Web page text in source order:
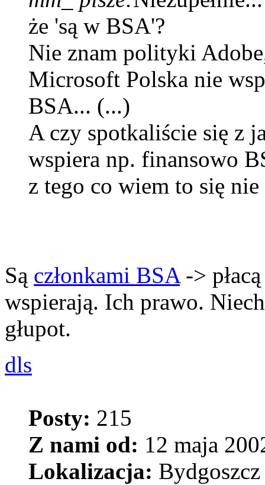
że 'są w BSA'?
Nie znam polityki
Microsoft Polska nie
BSA... (...)
A czy spotkaliście się z
wspiera np. finansowo
z tego co wiem to się
Są członkami BSA->
wspierają. Ich prawo.
głupot.
dls
Posty: 215
Z nami od: 12 maja
Lokalizacja: Bydgoszcz